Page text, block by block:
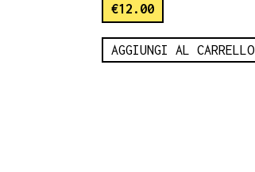
€12.00
AGGIUNGI AL CARRELLO